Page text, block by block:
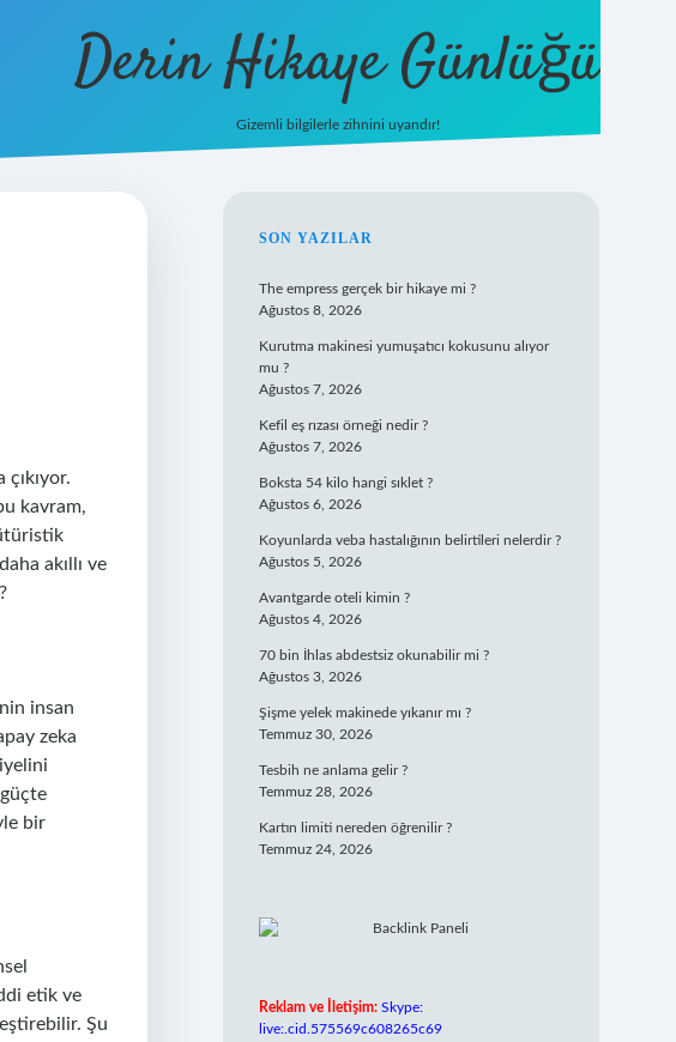
Derin Hikaye Günlüğü
Gizemli bilgilerle zihnini uyandır!
kavram,
akıllı ve
insan
zeka
bir
etik ve
Şu
SIDEBAR
SON YAZILAR
The empress gerçek bir hikaye mi ?
Ağustos 8, 2026
Kurutma makinesi yumuşatıcı kokusunu alıyor
mu ?
Ağustos 7, 2026
Kefil eş rızası örneği nedir ?
Ağustos 7, 2026
Boksta 54 kilo hangi sıklet ?
Ağustos 6, 2026
Koyunlarda veba hastalığının belirtileri nelerdir ?
Ağustos 5, 2026
Avantgarde oteli kimin ?
Ağustos 4, 2026
70 bin İhlas abdestsiz okunabilir mi ?
Ağustos 3, 2026
Şişme yelek makinede yıkanır mı ?
Temmuz 30, 2026
Tesbih ne anlama gelir ?
Temmuz 28, 2026
Kartın limiti nereden öğrenilir ?
Temmuz 24, 2026
Reklam ve İletişim: Skype:
live:.cid.575569c608265c69